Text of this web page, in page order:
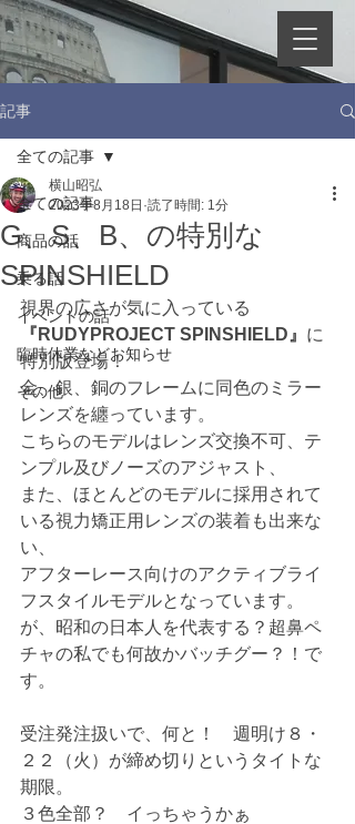
記事
全ての記事
商品の話
乗る話
イベントの話
臨時休業などお知らせ
その他
全ての記事
G、S、B、の特別な
SPINSHIELD
横山昭弘
2023年8月18日 読了時間: 1分
視界の広さが気に入っている
『RUDYPROJECT SPINSHIELD』 に
特別版登場！
金、銀、銅のフレームに同色のミラー
レンズを纏っています。
こちらのモデルはレンズ交換不可、テ
ンプル及びノーズのアジャスト、
また、ほとんどのモデルに採用されて
いる視力矯正用レンズの装着も出来な
い、
アフターレース向けのアクティブライ
フスタイルモデルとなっています。
が、昭和の日本人を代表する？超鼻ペ
チャの私でも何故かバッチグー？！で
す。
受注発注扱いで、何と！　週明け８・
２２（火）が締め切りというタイトな
期限。
３色全部？　イっちゃうかぁ